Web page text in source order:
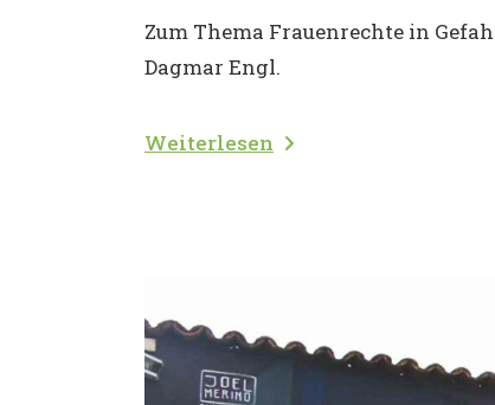
Zum Thema Frauenrechte in
Dagmar Engl.
Weiterlesen